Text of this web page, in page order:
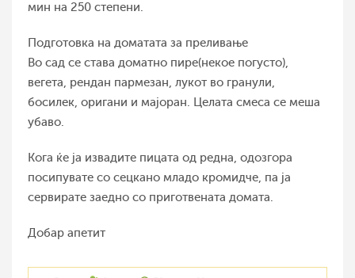
мин на 250 степени.
Подготовка на доматата за преливање
Во сад се става доматно пире(некое погусто),
вегета, рендан пармезан, лукот во гранули,
босилек, оригани и мајоран. Целата смеса се меша
убаво.
Кога ќе ја извадите пицата од редна, одозгора
посипувате со сецкано младо кромидче, па ја
сервирате заедно со приготвената домата.
Добар апетит